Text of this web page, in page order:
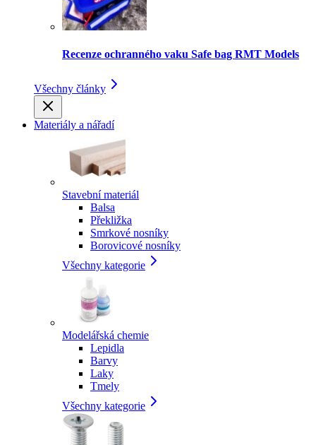
Recenze ochranného vaku Safe bag RMT Models
Všechny články
Materiály a nářadí
Stavební materiál
Balsa
Překližka
Smrkové nosníky
Borovicové nosníky
Všechny kategorie
Modelářská chemie
Lepidla
Barvy
Laky
Tmely
Všechny kategorie